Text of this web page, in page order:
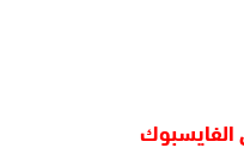
الفايسبوك